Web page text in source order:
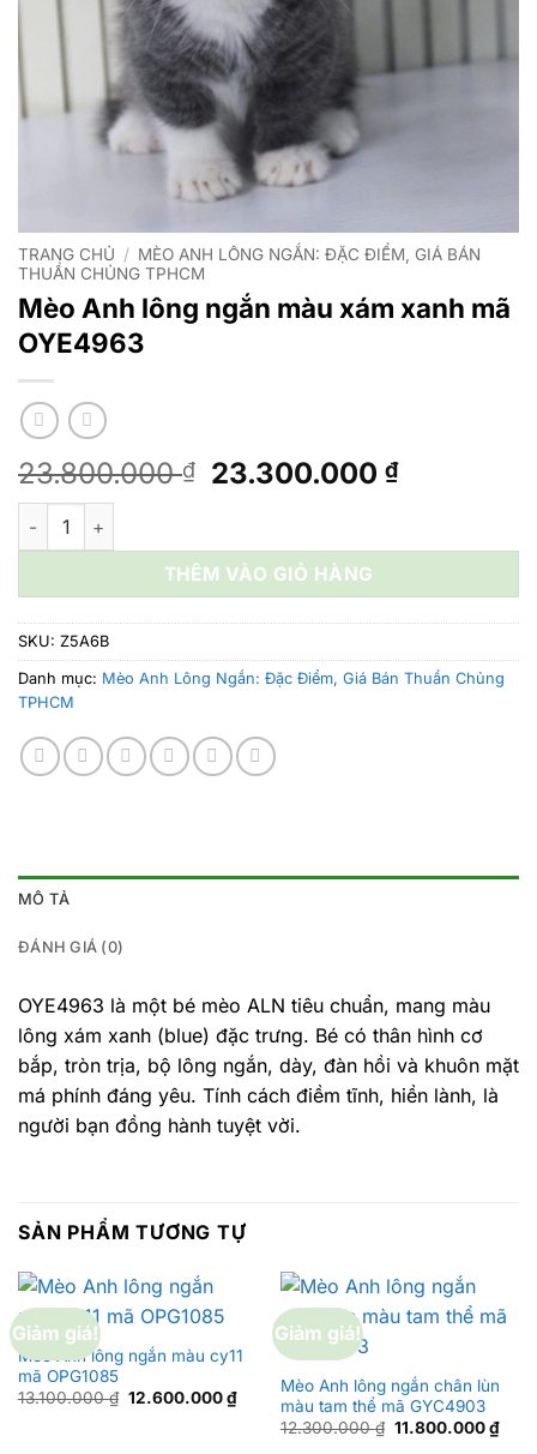
TRANG CHỦ / MÈO ANH LÔNG NGẮN: ĐẶC ĐIỂM, GIÁ BÁN
THUẦN CHỦNG TPHCM
Mèo Anh lông ngắn màu xám xanh mã
OYE4963
23.800.000₫
Giá
23.800.000 ₫.
23.300.000₫Giá
là:
Mèo Anh lông ngắn màu xám xanh mã OYE4963 số lượng
THÊM VÀO GIỎ HÀNG
SKU: Z5A6B
Danh mục: Mèo Anh Lông Ngắn: Đặc Điểm, Giá Bán Thuần Chủng
TPHCM
MÔ TẢ
ĐÁNH GIÁ (0)
OYE4963 là một bé mèo ALN tiêu chuẩn, mang màu
lông xám xanh (blue) đặc trưng. Bé có thân hình cơ
bắp, tròn trịa, bộ lông ngắn, dày, đàn hồi và khuôn mặt
má phính đáng yêu. Tính cách điềm tĩnh, hiền lành, là
người bạn đồng hành tuyệt vời.
SẢN PHẨM TƯƠNG TỰ
Giảm giá!
Mèo Anh lông ngắn màu cy11
mã OPG1085
13.100.000₫ Giá
12.600.000₫Giá
hiện
Giảm giá!
Mèo Anh lông ngắn chân lùn
màu tam thể mã GYC4903
12.300.000₫ Giá
11.800.000₫Giá
hiện